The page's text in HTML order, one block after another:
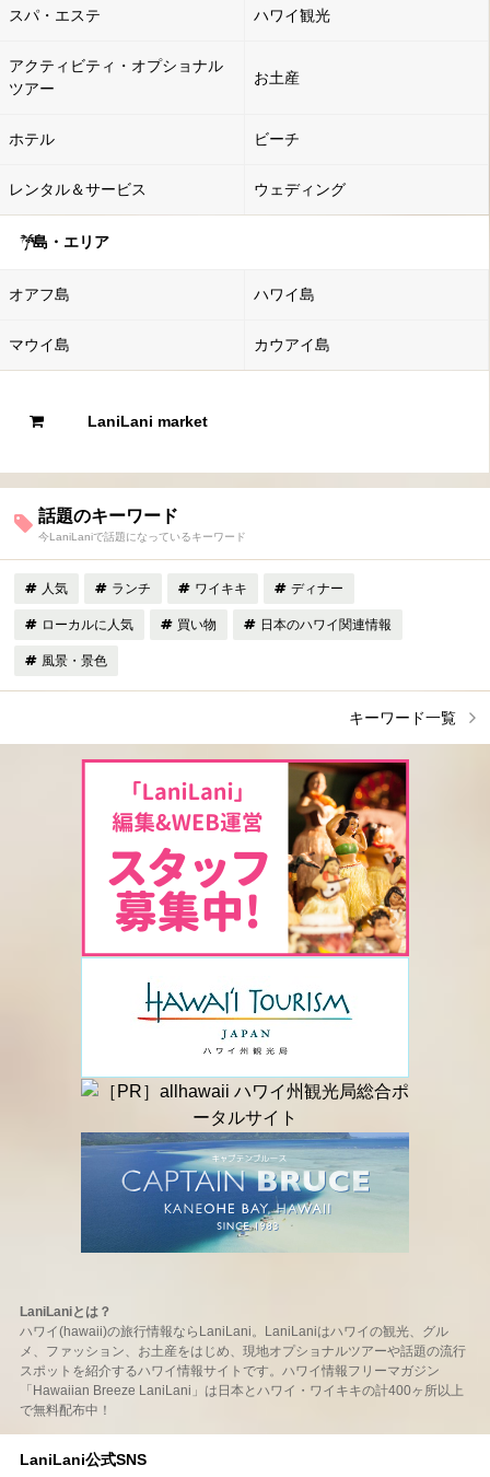
スパ・エステ ハワイ観光
アクティビティ・オプショナル
ツアー
お土産
ホテル ビーチ
レンタル＆サービス ウェディング
島・エリア
オアフ島 ハワイ島
マウイ島 カウアイ島
LaniLani market
話題のキーワード
今LaniLaniで話題になっているキーワード
人気 ランチ ワイキキ ディナー
ローカルに人気 買い物 日本のハワイ関連情報
風景・景色
キーワード一覧
LaniLaniとは？
ハワイ(hawaii)の旅行情報ならLaniLani。LaniLaniはハワイの観光、グル
メ、ファッション、お土産をはじめ、現地オプショナルツアーや話題の流行
スポットを紹介するハワイ情報サイトです。ハワイ情報フリーマガジン
「Hawaiian Breeze LaniLani」は日本とハワイ・ワイキキの計400ヶ所以上
で無料配布中！
LaniLani公式SNS